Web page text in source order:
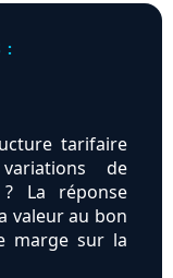
:
tarifaire
de
La réponse
valeur au bon
marge sur la